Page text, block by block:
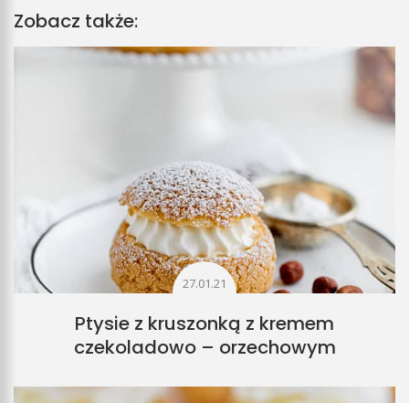
Zobacz także:
27.01.21
Ptysie z kruszonką z kremem
czekoladowo – orzechowym